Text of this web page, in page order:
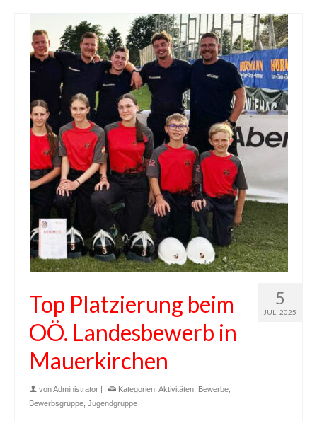
5
JULI 2025
Top Platzierung beim
OÖ. Landesbewerb in
Mauerkirchen
vonAdministrator | Kategorien: Aktivitäten Bewerbe
Bewerbsgruppe Jugendgruppe |